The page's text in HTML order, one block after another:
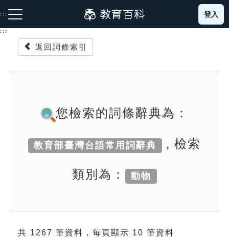
到
主
:::
成語故事
索引選單
登入
:::
返回詞條索引
您檢索的詞條辭典為：
教育部臺灣台語常用詞辭典 , 檢索
類別為： 動物
共 1267 筆資料，每頁顯示 10 筆資料